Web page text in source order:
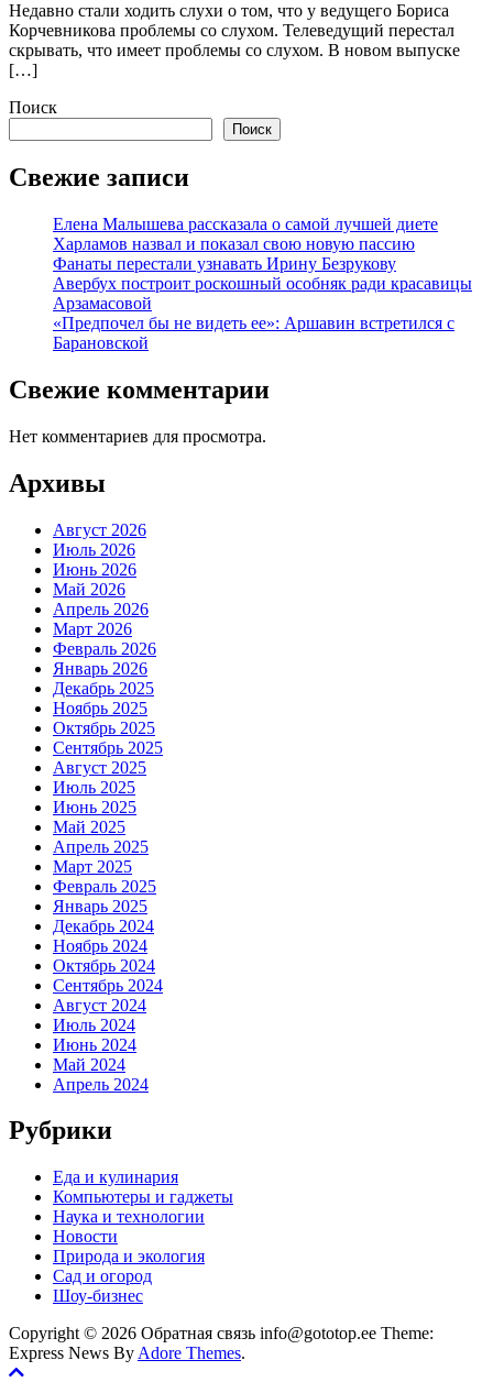
Недавно стали ходить слухи о том, что у ведущего Бориса
Корчевникова проблемы со слухом. Телеведущий перестал
скрывать, что имеет проблемы со слухом. В новом выпуске
[…]
Поиск
Поиск
Свежие записи
Елена Малышева рассказала о самой лучшей диете
Харламов назвал и показал свою новую пассию
Фанаты перестали узнавать Ирину Безрукову
Авербух построит роскошный особняк ради красавицы
Арзамасовой
«Предпочел бы не видеть ее»: Аршавин встретился с
Барановской
Свежие комментарии
Нет комментариев для просмотра.
Архивы
Август 2026
Июль 2026
Июнь 2026
Май 2026
Апрель 2026
Март 2026
Февраль 2026
Январь 2026
Декабрь 2025
Ноябрь 2025
Октябрь 2025
Сентябрь 2025
Август 2025
Июль 2025
Июнь 2025
Май 2025
Апрель 2025
Март 2025
Февраль 2025
Январь 2025
Декабрь 2024
Ноябрь 2024
Октябрь 2024
Сентябрь 2024
Август 2024
Июль 2024
Июнь 2024
Май 2024
Апрель 2024
Рубрики
Еда и кулинария
Компьютеры и гаджеты
Наука и технологии
Новости
Природа и экология
Сад и огород
Шоу-бизнес
Copyright © 2026 Обратная связь info@gototop.ee Theme:
Express News By Adore Themes.